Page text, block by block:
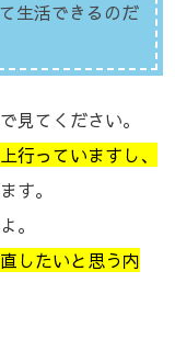
生活できるのだ
見てください。
行っていますし、
す。
。
したいと思う内